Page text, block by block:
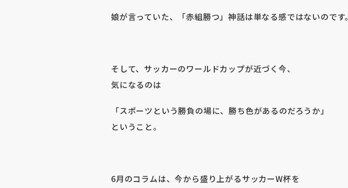
娘が言っていた、「赤組勝つ」神話は単なる感ではないのです。
そして、サッカーのワールドカップが近づく今、
気になるのは
「スポーツという勝負の場に、勝ち色があるのだろうか」
ということ。
6月のコラムは、今から盛り上がるサッカーW杯を